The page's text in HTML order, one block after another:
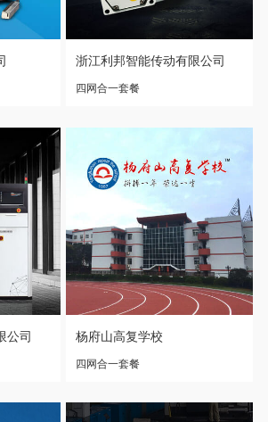
浙江利邦智能传动有限公司
四网合一套餐
公司 杨府山高复学校
四网合一套餐